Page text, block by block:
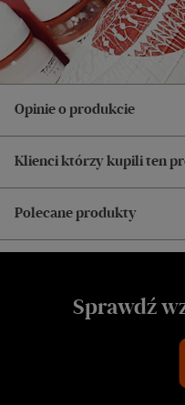
Opinie o produkcie
Klienci którzy kupili ten
Polecane produkty
Sprawdź